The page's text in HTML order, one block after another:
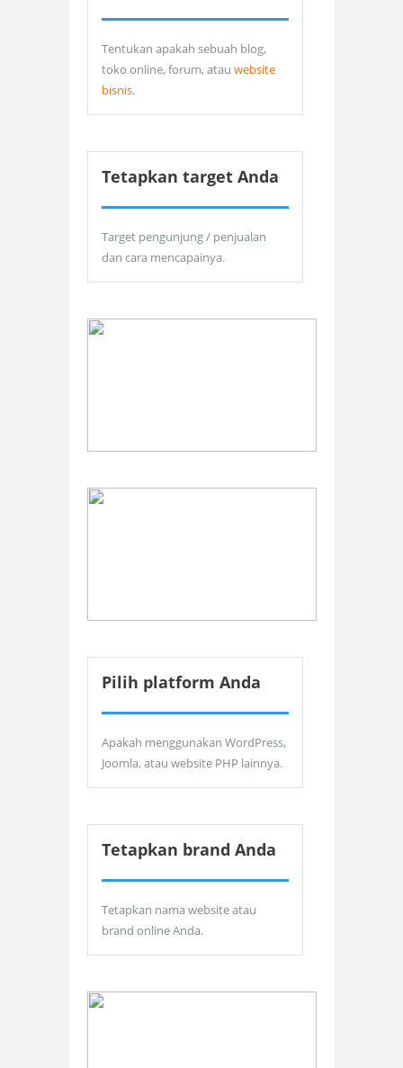
Tentukan apakah sebuah blog,
toko online, forum, atau website
bisnis.
Tetapkan target Anda
Target pengunjung / penjualan
dan cara mencapainya.
Pilih platform Anda
Apakah menggunakan WordPress,
Joomla, atau website PHP lainnya.
Tetapkan brand Anda
Tetapkan nama website atau
brand online Anda.